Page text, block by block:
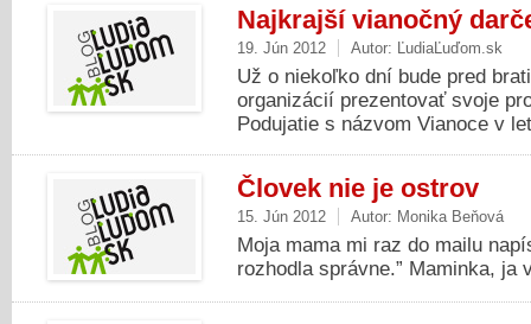
Najkrajší vianočný
19. Jún 2012 Autor: ĽudiaĽuďom.sk
Už o niekoľko dní bude pred
organizácií prezentovať svoje
Podujatie s názvom Vianoce v
Človek nie je ostrov
15. Jún 2012 Autor: Monika Beňová
Moja mama mi raz do mailu
rozhodla správne.” Maminka,